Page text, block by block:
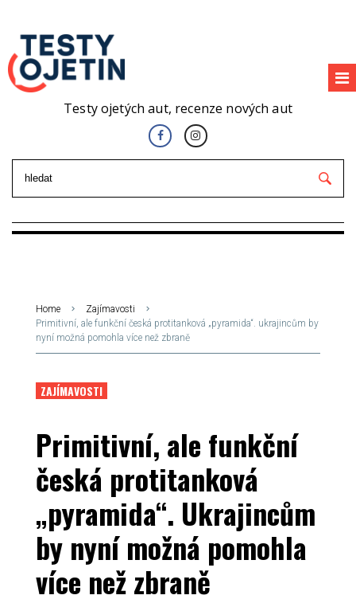
Testy ojetých aut, recenze nových aut
Home
Zajímavosti
Primitivní, ale funkční česká protitanková „pyramida“. ukrajincům by
nyní možná pomohla více než zbraně
ZAJÍMAVOSTI
Primitivní, ale funkční
česká protitanková
„pyramida“. Ukrajincům
by nyní možná pomohla
více než zbraně